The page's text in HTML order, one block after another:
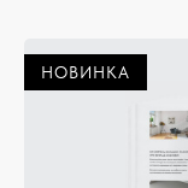
НОВИНКА